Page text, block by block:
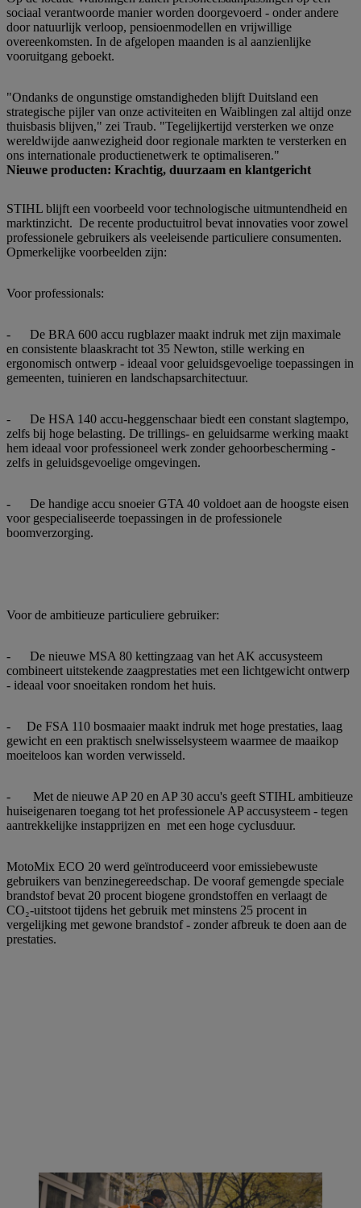
sociaal verantwoorde manier worden doorgevoerd - onder andere
door natuurlijk verloop, pensioenmodellen en vrijwillige
overeenkomsten. In de afgelopen maanden is al aanzienlijke
vooruitgang geboekt.
"Ondanks de ongunstige omstandigheden blijft Duitsland een
strategische pijler van onze activiteiten en Waiblingen zal altijd onze
thuisbasis blijven," zei Traub. "Tegelijkertijd versterken we onze
wereldwijde aanwezigheid door regionale markten te versterken en
ons internationale productienetwerk te optimaliseren."
Nieuwe producten: Krachtig, duurzaam en klantgericht
STIHL blijft een voorbeeld voor technologische uitmuntendheid en
marktinzicht. De recente productuitrol bevat innovaties voor zowel
professionele gebruikers als veeleisende particuliere consumenten.
Opmerkelijke voorbeelden zijn:
Voor professionals:
- De BRA 600 accu rugblazer maakt indruk met zijn maximale
en consistente blaaskracht tot 35 Newton, stille werking en
ergonomisch ontwerp - ideaal voor geluidsgevoelige toepassingen in
gemeenten, tuinieren en landschapsarchitectuur.
- De HSA 140 accu-heggenschaar biedt een constant slagtempo,
zelfs bij hoge belasting. De trillings- en geluidsarme werking maakt
hem ideaal voor professioneel werk zonder gehoorbescherming -
zelfs in geluidsgevoelige omgevingen.
- De handige accu snoeier GTA 40 voldoet aan de hoogste eisen
voor gespecialiseerde toepassingen in de professionele
boomverzorging.
Voor de ambitieuze particuliere gebruiker:
- De nieuwe MSA 80 kettingzaag van het AK accusysteem
combineert uitstekende zaagprestaties met een lichtgewicht ontwerp
- ideaal voor snoeitaken rondom het huis.
- De FSA 110 bosmaaier maakt indruk met hoge prestaties, laag
gewicht en een praktisch snelwisselsysteem waarmee de maaikop
moeiteloos kan worden verwisseld.
- Met de nieuwe AP 20 en AP 30 accu's geeft STIHL ambitieuze
huiseigenaren toegang tot het professionele AP accusysteem - tegen
aantrekkelijke instapprijzen en met een hoge cyclusduur.
MotoMix ECO 20 werd geïntroduceerd voor emissiebewuste
gebruikers van benzinegereedschap. De vooraf gemengde speciale
brandstof bevat 20 procent biogene grondstoffen en verlaagt de
CO₂-uitstoot tijdens het gebruik met minstens 25 procent in
vergelijking met gewone brandstof - zonder afbreuk te doen aan de
prestaties.
De BRA 600 accu rugblazer maakt indruk met zijn extreme
blaaskracht tot 35 Newton, stille werking en ergonomisch ontwerp -